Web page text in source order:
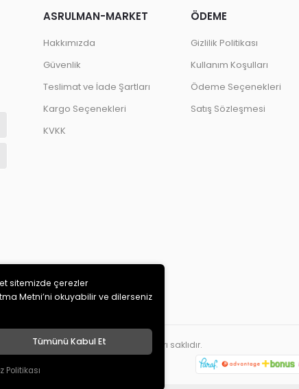
ASRULMAN-MARKET
Hakkımızda
Güvenlik
Teslimat ve İade Şartları
Kargo Seçenekleri
KVKK
ÖDEME
Gizlilik Politikası
Kullanım Koşulları
Ödeme Seçenekleri
Satış Sözleşmesi
TİCARET LİMİTED ŞİRKETİ . Tüm hakları saklıdır.
sitemizde çerezler
Metni’ni okuyabilir ve dilerseniz
Tümünü Kabul Et
Politikası